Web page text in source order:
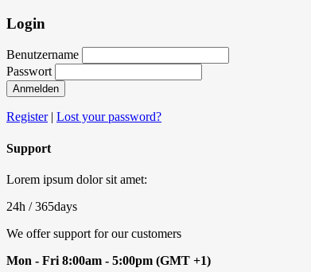
Login
Benutzername
Passwort
Anmelden
Register| Lost your password?
Support
Lorem ipsum dolor sit amet:
24h / 365days
We offer support for our customers
Mon - Fri 8:00am - 5:00pm (GMT +1)